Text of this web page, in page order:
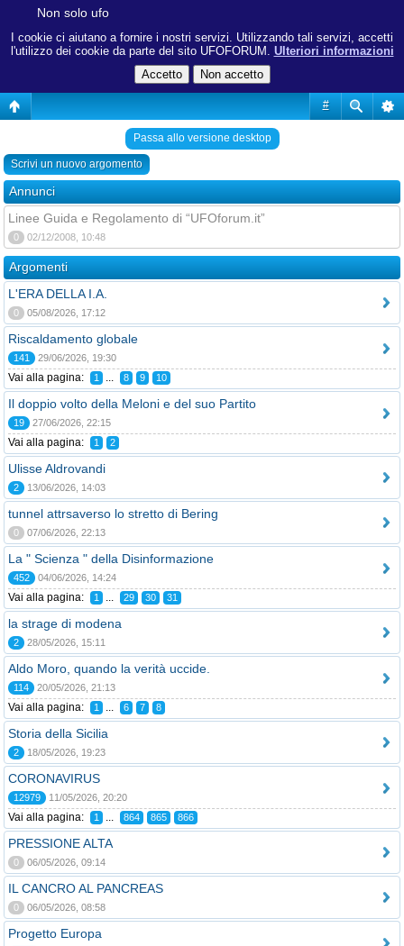
I cookie ci aiutano a fornire i nostri servizi. Utilizzando tali servizi, accetti
l'utilizzo dei cookie da parte del sito UFOFORUM. Ulteriori informazioni
#
Non solo ufo
Passa allo versione desktop
Scrivi un nuovo argomento
Annunci
Linee Guida e Regolamento di “UFOforum.it”
0 02/12/2008, 10:48
Argomenti
L'ERA DELLA I.A.
0 05/08/2026, 17:12
Riscaldamento globale
141 29/06/2026, 19:30
Vai alla pagina: 1 ... 8 9 10
Il doppio volto della Meloni e del suo Partito
19 27/06/2026, 22:15
Vai alla pagina: 1 2
Ulisse Aldrovandi
2 13/06/2026, 14:03
tunnel attrsaverso lo stretto di Bering
0 07/06/2026, 22:13
La " Scienza " della Disinformazione
452 04/06/2026, 14:24
Vai alla pagina: 1 ... 29 30 31
la strage di modena
2 28/05/2026, 15:11
Aldo Moro, quando la verità uccide.
114 20/05/2026, 21:13
Vai alla pagina: 1 ... 6 7 8
Storia della Sicilia
2 18/05/2026, 19:23
CORONAVIRUS
12979 11/05/2026, 20:20
Vai alla pagina: 1 ... 864 865 866
PRESSIONE ALTA
0 06/05/2026, 09:14
IL CANCRO AL PANCREAS
0 06/05/2026, 08:58
Progetto Europa